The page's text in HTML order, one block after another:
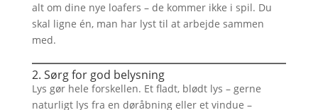
alt om dine nye loafers – de kommer ikke i spil. Du
skal ligne én, man har lyst til at arbejde sammen
med.
2. Sørg for god belysning
Lys gør hele forskellen. Et fladt, blødt lys – gerne
naturligt lys fra en døråbning eller et vindue –